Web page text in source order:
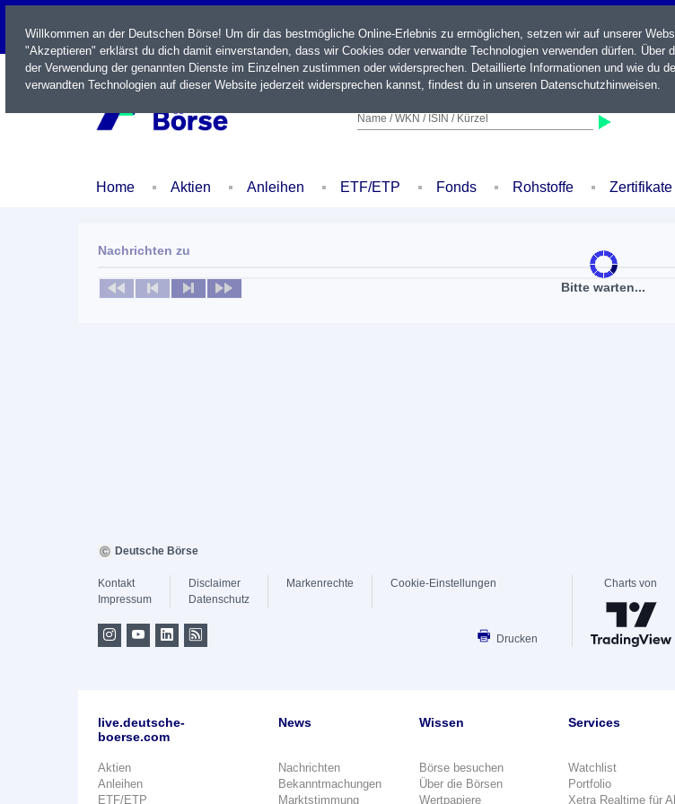
LIVE
Name / WKN / ISIN / Kürzel
Home Aktien Anleihen ETF/ETP Fonds Rohstoffe Zertifikate
Bitte warten...
Nachrichten zu
Keine News verfügbar
Willkommen an der Deutschen Börse! Um dir das bestmögliche Online-Erlebnis zu ermöglichen, setzen wir auf unserer
"Akzeptieren" erklärst du dich damit einverstanden, dass wir Cookies oder verwandte Technologien verwenden dürfen. Über
der Verwendung der genannten Dienste im Einzelnen zustimmen oder widersprechen. Detaillierte Informationen und wie du
verwandten Technologien auf dieser Website jederzeit widersprechen kannst, findest du in unseren Datenschutzhinweisen.
Deutsche Börse
Kontakt
Impressum
Disclaimer
Datenschutz
Markenrechte Cookie-Einstellungen
Drucken
Charts von
live.deutsche-
boerse.com
Aktien
Anleihen
ETF/ETP
News
Nachrichten
Bekanntmachungen
Marktstimmung
Wissen
Börse besuchen
Über die Börsen
Wertpapiere
Services
Watchlist
Portfolio
Xetra Realtime für